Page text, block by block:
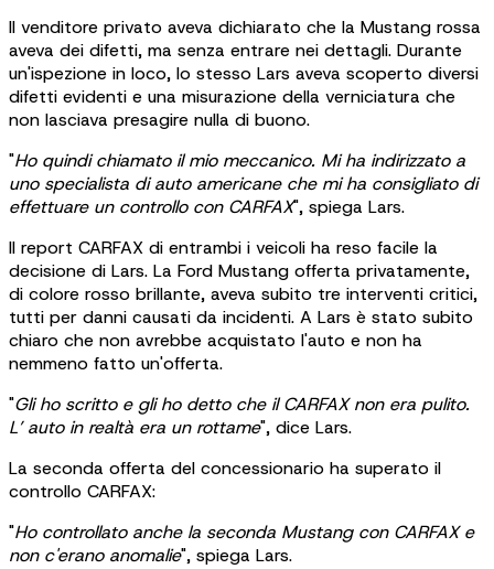
Il venditore privato aveva dichiarato che la Mustang rossa
aveva dei difetti, ma senza entrare nei dettagli. Durante
un'ispezione in loco, lo stesso Lars aveva scoperto diversi
difetti evidenti e una misurazione della verniciatura che
non lasciava presagire nulla di buono.
"Ho quindi chiamato il mio meccanico. Mi ha indirizzato a
uno specialista di auto americane che mi ha consigliato di
effettuare un controllo con CARFAX", spiega Lars.
Il report CARFAX di entrambi i veicoli ha reso facile la
decisione di Lars. La Ford Mustang offerta privatamente,
di colore rosso brillante, aveva subito tre interventi critici,
tutti per danni causati da incidenti. A Lars è stato subito
chiaro che non avrebbe acquistato l'auto e non ha
nemmeno fatto un'offerta.
"Gli ho scritto e gli ho detto che il CARFAX non era pulito.
L’ auto in realtà era un rottame", dice Lars.
La seconda offerta del concessionario ha superato il
controllo CARFAX:
"Ho controllato anche la seconda Mustang con CARFAX e
non c'erano anomalie", spiega Lars.